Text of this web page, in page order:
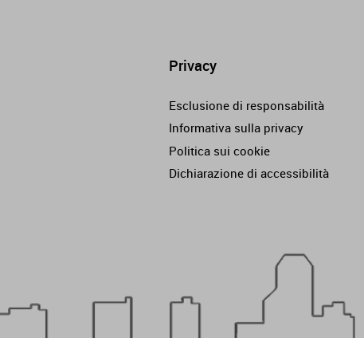
Privacy
Esclusione di responsabilità
Informativa sulla privacy
Politica sui cookie
Dichiarazione di accessibilità